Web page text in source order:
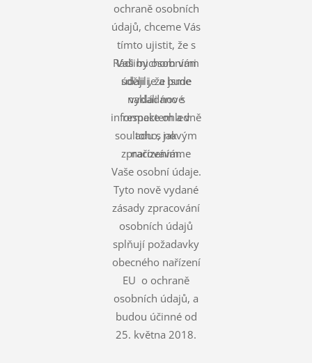
ochraně osobních
údajů, chceme Vás
tímto ujistit, že s
Vašimi osobními
údaji je a bude
nakládáno s
respektem a v
souladu s novým
nařízením.
Rádi bychom vám
sdělili, že jsme
vydali nové
informace ohledně
toho, jak
zpracováváme
Vaše osobní údaje.
Tyto nově vydané
zásady zpracování
osobních údajů
splňují požadavky
obecného nařízení
EU o ochraně
osobních údajů, a
budou účinné od
25. května 2018.